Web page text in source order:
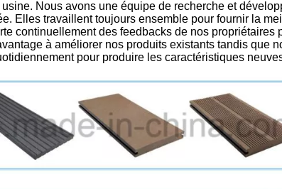
Nous avons une équipe de recherche et
Elles travaillent toujours ensemble pour fournir la
continuellement des feedbacks de nos propriétaires
à améliorer nos produits existants tandis que
pour produire les caractéristiques